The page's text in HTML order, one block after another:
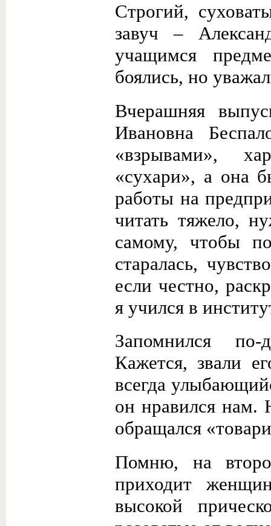
Строгий,
завуч –
учащимся
боялись, но
Вчерашняя
Ивановна
«взрывами»,
«сухари», а она
работы на
читать тяжело,
самому, чтобы
стара­лась,
если честно,
я учился в
Запомнился по-
Кажется, звали
всегда
он нравился нам.
обращался
Помню, на
приходит
высокой